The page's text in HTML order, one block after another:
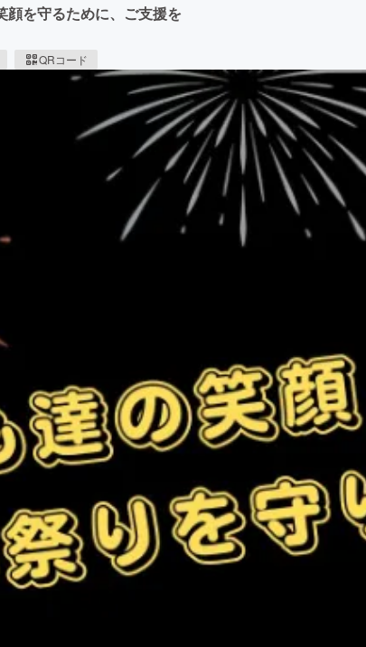
顔を守るために、ご支援を
QRコード